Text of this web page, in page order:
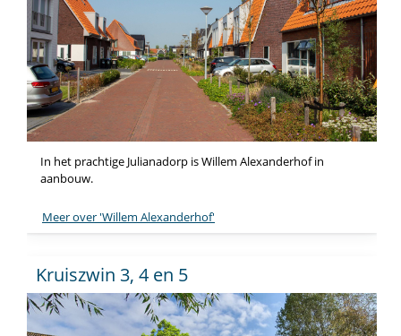
In het prachtige Julianadorp is Willem Alexanderhof in
aanbouw.
Meer over 'Willem Alexanderhof'
Kruiszwin 3, 4 en 5